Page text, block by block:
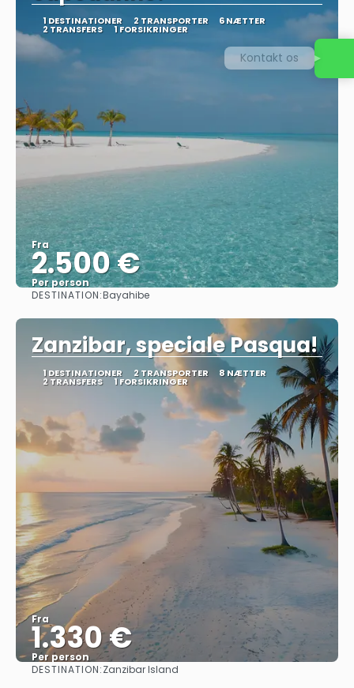
1 DESTINATIONER 2 TRANSPORTER 6 NÆTTER
2 TRANSFERS 1 FORSIKRINGER
Fra
2.500 €
Per person
DESTINATION:Bayahibe
Zanzibar, speciale Pasqua!
1 DESTINATIONER 2 TRANSPORTER 8 NÆTTER
2 TRANSFERS 1 FORSIKRINGER
Fra
1.330 €
Per person
Se
DESTINATION:Zanzibar Island
Kontakt os